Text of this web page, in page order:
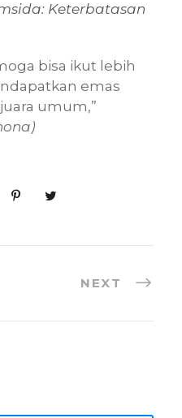
Keterbatasan
bisa ikut lebih
emas
umum,”
NEXT